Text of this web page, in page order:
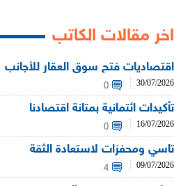
اخر مقالات الكاتب
اقتصاديات فتح سوق العقار للأجانب
30/07/2026
0
تأكيدات ائتمانية بمتانة اقتصادنا
16/07/2026
0
تاسي ومحفزات لاستعادة الثقة
09/07/2026
4